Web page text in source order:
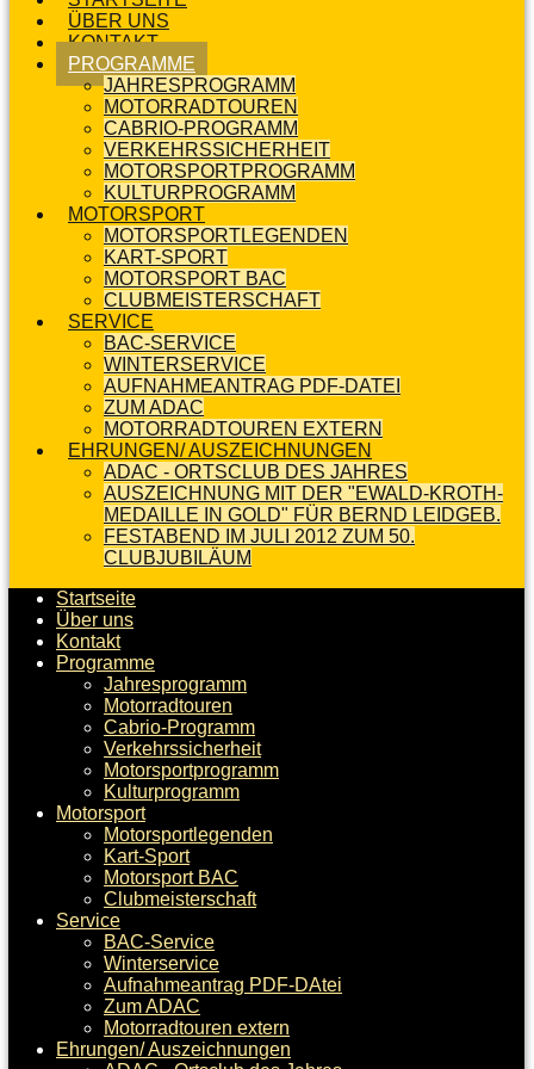
ÜBER UNS
KONTAKT
PROGRAMME
JAHRESPROGRAMM
MOTORRADTOUREN
CABRIO-PROGRAMM
VERKEHRSSICHERHEIT
MOTORSPORTPROGRAMM
KULTURPROGRAMM
MOTORSPORT
MOTORSPORTLEGENDEN
KART-SPORT
MOTORSPORT BAC
CLUBMEISTERSCHAFT
SERVICE
BAC-SERVICE
WINTERSERVICE
AUFNAHMEANTRAG PDF-DATEI
ZUM ADAC
MOTORRADTOUREN EXTERN
EHRUNGEN/ AUSZEICHNUNGEN
ADAC - ORTSCLUB DES JAHRES
AUSZEICHNUNG MIT DER "EWALD-KROTH-
MEDAILLE IN GOLD" FÜR BERND LEIDGEB.
FESTABEND IM JULI 2012 ZUM 50.
CLUBJUBILÄUM
Startseite
Über uns
Kontakt
Programme
Jahresprogramm
Motorradtouren
Cabrio-Programm
Verkehrssicherheit
Motorsportprogramm
Kulturprogramm
Motorsport
Motorsportlegenden
Kart-Sport
Motorsport BAC
Clubmeisterschaft
Service
BAC-Service
Winterservice
Aufnahmeantrag PDF-DAtei
Zum ADAC
Motorradtouren extern
Ehrungen/ Auszeichnungen